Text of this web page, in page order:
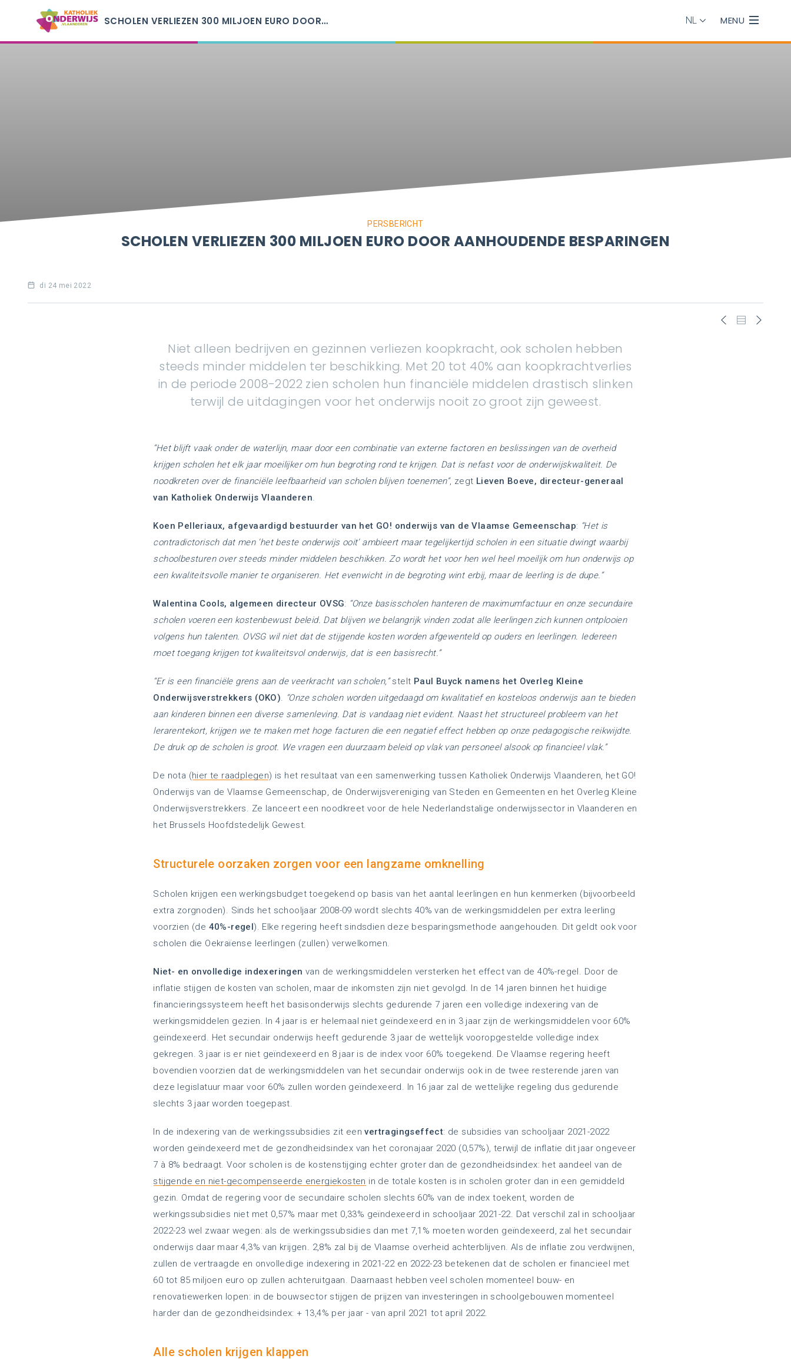
SCHOLEN VERLIEZEN 300 MILJOEN EURO DOOR NL MENU
PERSBERICHT
SCHOLEN VERLIEZEN 300 MILJOEN EURO DOOR AANHOUDENDE BESPARINGEN
di 24 mei 2022
Niet alleen bedrijven en gezinnen verliezen koopkracht, ook scholen hebben
steeds minder middelen ter beschikking. Met 20 tot 40% aan koopkrachtverlies
in de periode 2008-2022 zien scholen hun financiële middelen drastisch slinken
terwijl de uitdagingen voor het onderwijs nooit zo groot zijn geweest.
“Het blijft vaak onder de waterlijn, maar door een combinatie van externe factoren en beslissingen van de overheid
krijgen scholen het elk jaar moeilijker om hun begroting rond te krijgen. Dat is nefast voor de onderwijskwaliteit. De
noodkreten over de financiële leefbaarheid van scholen blijven toenemen”, zegt Lieven Boeve, directeur-generaal
van Katholiek Onderwijs Vlaanderen.
Koen Pelleriaux, afgevaardigd bestuurder van het GO! onderwijs van de Vlaamse Gemeenschap: “Het is
contradictorisch dat men ‘het beste onderwijs ooit’ ambieert maar tegelijkertijd scholen in een situatie dwingt waarbij
schoolbesturen over steeds minder middelen beschikken. Zo wordt het voor hen wel heel moeilijk om hun onderwijs op
een kwaliteitsvolle manier te organiseren. Het evenwicht in de begroting wint erbij, maar de leerling is de dupe.”
Walentina Cools, algemeen directeur OVSG: “Onze basisscholen hanteren de maximumfactuur en onze secundaire
scholen voeren een kostenbewust beleid. Dat blijven we belangrijk vinden zodat alle leerlingen zich kunnen ontplooien
volgens hun talenten. OVSG wil niet dat de stijgende kosten worden afgewenteld op ouders en leerlingen. Iedereen
moet toegang krijgen tot kwaliteitsvol onderwijs, dat is een basisrecht.”
“Er is een financiële grens aan de veerkracht van scholen,”stelt Paul Buyck namens het Overleg Kleine
Onderwijsverstrekkers (OKO). “Onze scholen worden uitgedaagd om kwalitatief en kosteloos onderwijs aan te bieden
aan kinderen binnen een diverse samenleving. Dat is vandaag niet evident. Naast het structureel probleem van het
lerarentekort, krijgen we te maken met hoge facturen die een negatief effect hebben op onze pedagogische reikwijdte.
De druk op de scholen is groot. We vragen een duurzaam beleid op vlak van personeel alsook op financieel vlak.”
De nota (hier te raadplegen) is het resultaat van een samenwerking tussen Katholiek Onderwijs Vlaanderen, het GO!
Onderwijs van de Vlaamse Gemeenschap, de Onderwijsvereniging van Steden en Gemeenten en het Overleg Kleine
Onderwijsverstrekkers. Ze lanceert een noodkreet voor de hele Nederlandstalige onderwijssector in Vlaanderen en
het Brussels Hoofdstedelijk Gewest.
Structurele oorzaken zorgen voor een langzame omknelling
Scholen krijgen een werkingsbudget toegekend op basis van het aantal leerlingen en hun kenmerken (bijvoorbeeld
extra zorgnoden). Sinds het schooljaar 2008-09 wordt slechts 40% van de werkingsmiddelen per extra leerling
voorzien (de 40%-regel). Elke regering heeft sindsdien deze besparingsmethode aangehouden. Dit geldt ook voor
scholen die Oekraïense leerlingen (zullen) verwelkomen.
Niet- en onvolledige indexeringen van de werkingsmiddelen versterken het effect van de 40%-regel. Door de
inflatie stijgen de kosten van scholen, maar de inkomsten zijn niet gevolgd. In de 14 jaren binnen het huidige
financieringssysteem heeft het basisonderwijs slechts gedurende 7 jaren een volledige indexering van de
werkingsmiddelen gezien. In 4 jaar is er helemaal niet geïndexeerd en in 3 jaar zijn de werkingsmiddelen voor 60%
geïndexeerd. Het secundair onderwijs heeft gedurende 3 jaar de wettelijk vooropgestelde volledige index
gekregen. 3 jaar is er niet geïndexeerd en 8 jaar is de index voor 60% toegekend. De Vlaamse regering heeft
bovendien voorzien dat de werkingsmiddelen van het secundair onderwijs ook in de twee resterende jaren van
deze legislatuur maar voor 60% zullen worden geïndexeerd. In 16 jaar zal de wettelijke regeling dus gedurende
slechts 3 jaar worden toegepast.
In de indexering van de werkingssubsidies zit eenvertragingseffect: de subsidies van schooljaar 2021-2022
worden geïndexeerd met de gezondheidsindex van het coronajaar 2020 (0,57%), terwijl de inflatie dit jaar ongeveer
7 à 8% bedraagt. Voor scholen is de kostenstijging echter groter dan de gezondheidsindex: het aandeel van de
stijgende en niet-gecompenseerde energiekosten in de totale kosten is in scholen groter dan in een gemiddeld
gezin. Omdat de regering voor de secundaire scholen slechts 60% van de index toekent, worden de
werkingssubsidies niet met 0,57% maar met 0,33% geïndexeerd in schooljaar 2021-22. Dat verschil zal in schooljaar
2022-23 wel zwaar wegen: als de werkingssubsidies dan met 7,1% moeten worden geïndexeerd, zal het secundair
onderwijs daar maar 4,3% van krijgen. 2,8% zal bij de Vlaamse overheid achterblijven. Als de inflatie zou verdwijnen,
zullen de vertraagde en onvolledige indexering in 2021-22 en 2022-23 betekenen dat de scholen er financieel met
60 tot 85 miljoen euro op zullen achteruitgaan. Daarnaast hebben veel scholen momenteel bouw- en
renovatiewerken lopen: in de bouwsector stijgen de prijzen van investeringen in schoolgebouwen momenteel
harder dan de gezondheidsindex: + 13,4% per jaar - van april 2021 tot april 2022.
Alle scholen krijgen klappen